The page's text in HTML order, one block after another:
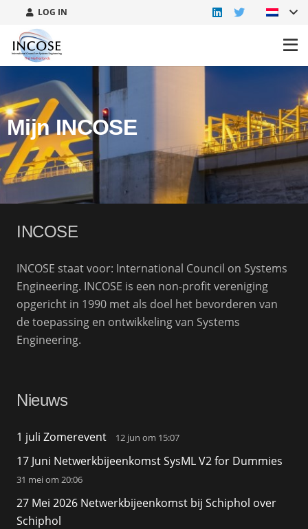
LOG IN
Mijn INCOSE
INCOSE
INCOSE staat voor: International Council on Systems
Engineering. INCOSE is een non-profit vereniging
opgericht in 1990 met als doel het bevorderen van
de toepassing en ontwikkeling van Systems
Engineering.
Nieuws
1 juli Zomerevent 12 jun om 15:07
17 Juni Netwerkbijeenkomst SysML V2 for Dummies
31 mei om 20:06
27 Mei 2026 Netwerkbijeenkomst bij Schiphol over
Schiphol